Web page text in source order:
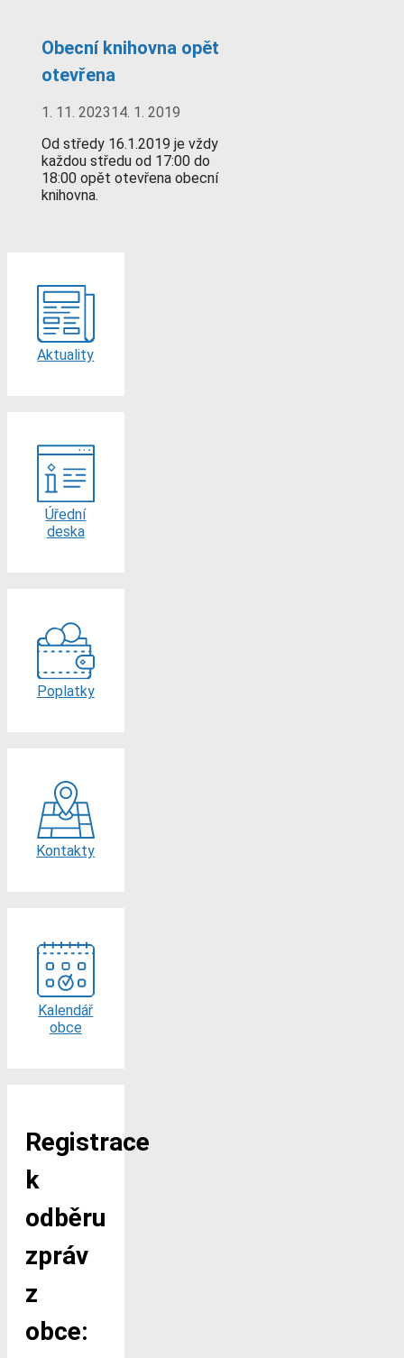
Obecní knihovna opět
otevřena
1. 11. 202314. 1. 2019
Od středy 16.1.2019 je vždy
každou středu od 17:00 do
18:00 opět otevřena obecní
knihovna.
Aktuality
Úřední
deska
Poplatky
Kontakty
Kalendář
obce
Registrace
k
odběru
zpráv
z
obce: